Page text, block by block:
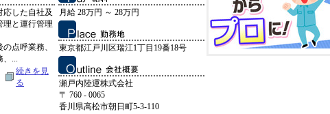
応した自社及
理と運行管理
点呼業務、
、...
続きを見
る
月給 28万円 ～ 28万円
東京都江戸川区瑞江1丁目19番18号
瀬戸内陸運株式会社
〒 760 - 0065
香川県高松市朝日町5-3-110